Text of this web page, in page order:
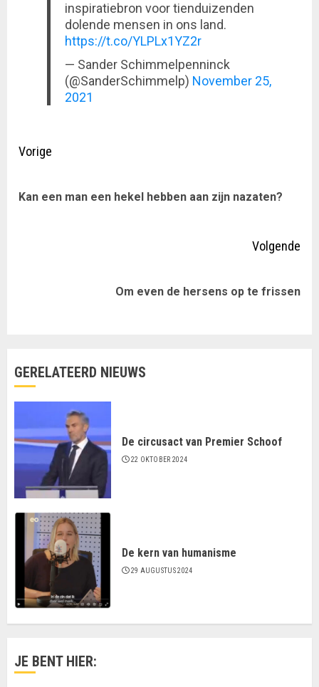
inspiratiebron voor tienduizenden
dolende mensen in ons land.
https://t.co/YLPLx1YZ2r
— Sander Schimmelpenninck
(@SanderSchimmelp) November 25,
2021
Doorgaan
lezen
Vorige
Kan een man een hekel hebben aan zijn nazaten?
Volgende
Om even de hersens op te frissen
GERELATEERD NIEUWS
De circusact van Premier Schoof
22 OKTOBER 2024
De kern van humanisme
29 AUGUSTUS 2024
JE BENT HIER: